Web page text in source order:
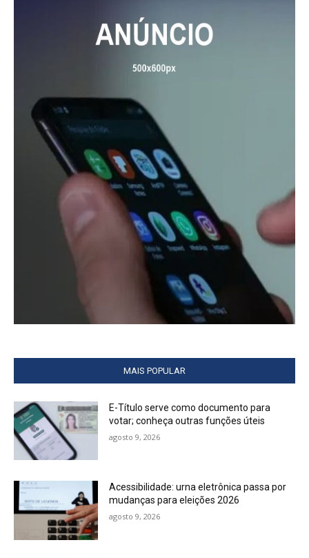
MAIS POPULAR
E-Título serve como documento para
votar; conheça outras funções úteis
agosto 9, 2026
Acessibilidade: urna eletrônica passa por
mudanças para eleições 2026
agosto 9, 2026